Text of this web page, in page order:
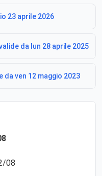
23 aprile 2026
da lun 28 aprile 2025
ven 12 maggio 2023